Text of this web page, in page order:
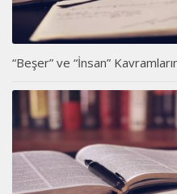
“Beşer” ve “İnsan”